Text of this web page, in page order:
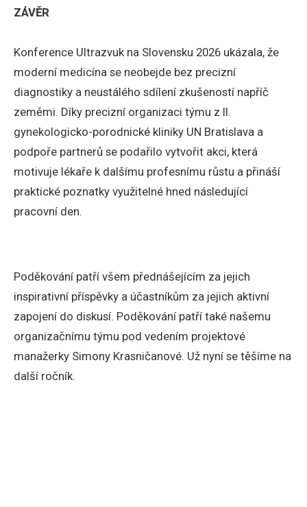
ZÁVĚR
Konference Ultrazvuk na Slovensku 2026 ukázala, že
moderní medicína se neobejde bez precizní
diagnostiky a neustálého sdílení zkušeností napříč
zeměmi. Díky precizní organizaci týmu z II.
gynekologicko-porodnické kliniky UN Bratislava a
podpoře partnerů se podařilo vytvořit akci, která
motivuje lékaře k dalšímu profesnímu růstu a přináší
praktické poznatky využitelné hned následující
pracovní den.
Poděkování patří všem přednášejícím za jejich
inspirativní příspěvky a účastníkům za jejich aktivní
zapojení do diskusí. Poděkování patří také našemu
organizačnímu týmu pod vedením projektové
manažerky Simony Krasničanové. Už nyní se těšíme na
další ročník.